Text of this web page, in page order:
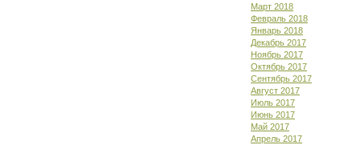
Март 2018
Февраль 2018
Январь 2018
Декабрь 2017
Ноябрь 2017
Октябрь 2017
Сентябрь 2017
Август 2017
Июль 2017
Июнь 2017
Май 2017
Апрель 2017